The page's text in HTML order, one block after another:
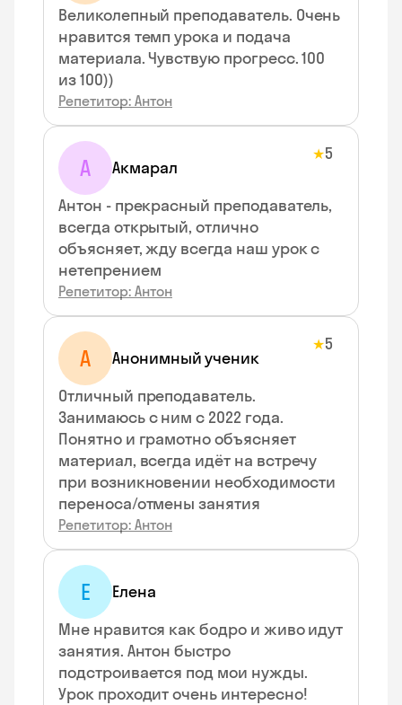
Великолепный преподаватель. Очень
нравится темп урока и подача
материала. Чувствую прогресс. 100
из 100))
Репетитор: Антон
А Акмарал
★5
Антон - прекрасный преподаватель,
всегда открытый, отлично
объясняет, жду всегда наш урок с
нетепрением
Репетитор: Антон
А Анонимный ученик
★5
Отличный преподаватель.
Занимаюсь с ним с 2022 года.
Понятно и грамотно объясняет
материал, всегда идёт на встречу
при возникновении необходимости
переноса/отмены занятия
Репетитор: Антон
Е
Елена
Мне нравится как бодро и живо идут
занятия. Антон быстро
подстроивается под мои нужды.
Урок проходит очень интересно!